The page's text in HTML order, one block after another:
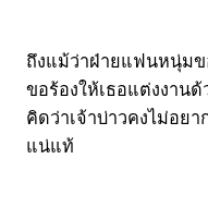
ถึงแม้ว่าฝ่ายแฟนหนุ่มข
ขอร้องให้เธอแต่งงาน
คิดว่าเจ้าบ่าวคงไม่อย
แน่แท้